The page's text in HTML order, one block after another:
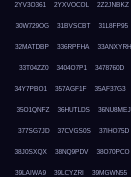
2YV3O361 2YXVOCOL 2Z2JNBKZ
30W729OG 31BVSCBT 31L8FP95
32MATDBP 336RPFHA 33ANXYRH
33T04ZZ0 3404O7P1 3478760D
34Y7PBO1 357AGF1F 35AF37G3
35O1QNFZ 36HUTLDS 36NU8MEJ
377SG7JD 37CVGS0S 37IHO75D
38J0SXQX 38NQ9PDV 38O70PCO
39LAIWA9 39LCYZRI 39MGWN55